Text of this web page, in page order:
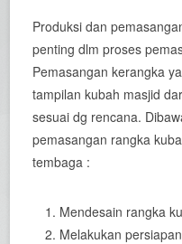
Produksi dan
penting dlm proses
Pemasangan kerangka
tampilan kubah masjid
sesuai dg rencana.
pemasangan rangka
tembaga :
Mendesain rangka
Melakukan